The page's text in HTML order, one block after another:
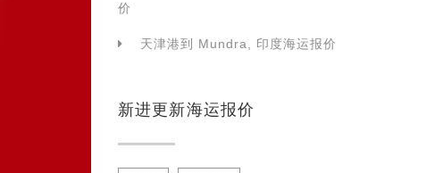
价
天津港到 Mundra, 印度海运报价
新进更新海运报价